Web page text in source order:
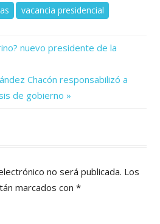
vacancia presidencial
nuevo presidente de la
Chacón responsabilizó a
de gobierno
no será publicada. Los
marcados con *